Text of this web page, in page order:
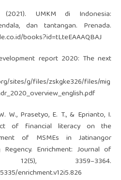
UMKM di Indonesia:
dan tantangan. Prenada.
books?id=tLteEAAAQBAJ
report 2020: The next
sites/g/files/zskgke326/files/mig
W., Prasetyo, E. T., & Eprianto, I.
of financial literacy on the
of MSMEs in Jatinangor
Regency. Enrichment: Journal of
12(5), 3359–3364.
enrichment.v12i5.826